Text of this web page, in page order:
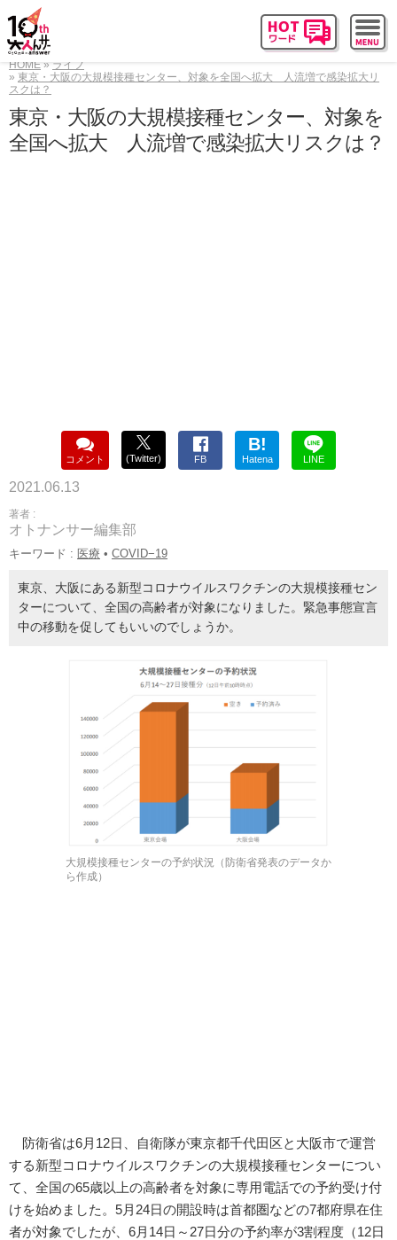
HOME
ライフ
東京・大阪の大規模接種センター、対象を全国へ拡大 人流増で感染拡大リ
スクは？
東京・大阪の大規模接種センター、対象を
全国へ拡大 人流増で感染拡大リスクは？
コメント (Twitter) FB
B!
Hatena LINE
2021.06.13
著者 :
オトナンサー編集部
キーワード : 医療 • COVID−19
東京、大阪にある新型コロナウイルスワクチンの大規模接種セン
ターについて、全国の高齢者が対象になりました。緊急事態宣言
中の移動を促してもいいのでしょうか。
大規模接種センターの予約状況（防衛省発表のデータか
ら作成）
防衛省は6月12日、自衛隊が東京都千代田区と大阪市で運営
する新型コロナウイルスワクチンの大規模接種センターについ
て、全国の65歳以上の高齢者を対象に専用電話での予約受け付
けを始めました。5月24日の開設時は首都圏などの7都府県在住
者が対象でしたが、6月14日～27日分の予約率が3割程度（12日